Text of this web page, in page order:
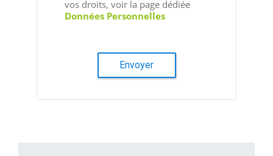
vos droits, voir la page dédiée
Données Personnelles
Envoyer